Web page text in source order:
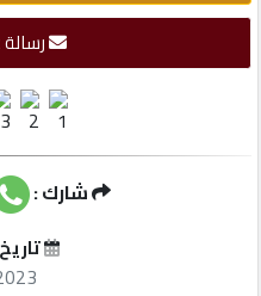
إتصل
رسالة
شارك :